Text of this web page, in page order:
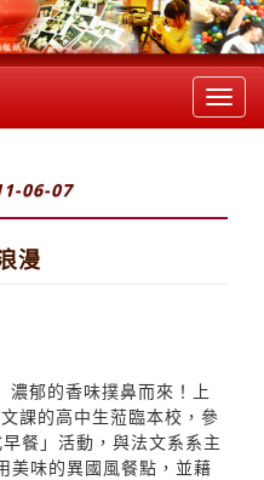
06-07
漫
濃郁的香味撲鼻而來！上
課的高中生蒞臨本校，參
餐」活動，與法文系系主
美味的異國風餐點，並藉